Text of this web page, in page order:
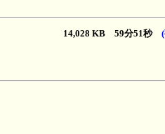
14,028 KB 59分51秒